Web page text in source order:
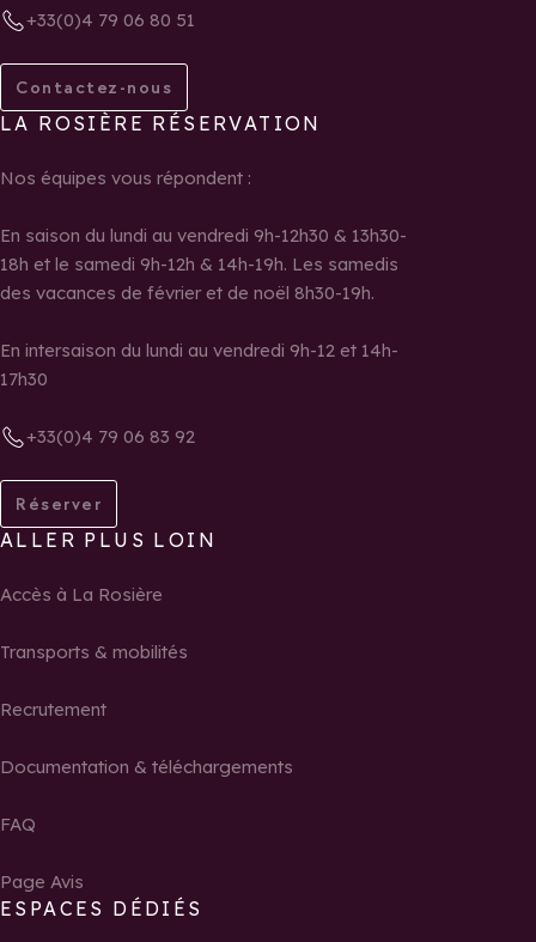
+33(0)4 79 06 80 51
Contactez-nous
LA ROSIÈRE RÉSERVATION
Nos équipes vous répondent :
En saison du lundi au vendredi 9h-12h30 & 13h30-
18h et le samedi 9h-12h & 14h-19h. Les samedis
des vacances de février et de noël 8h30-19h.
En intersaison du lundi au vendredi 9h-12 et 14h-
17h30
+33(0)4 79 06 83 92
Réserver
ALLER PLUS LOIN
Accès à La Rosière
Transports & mobilités
Recrutement
Documentation & téléchargements
FAQ
Page Avis
ESPACES DÉDIÉS